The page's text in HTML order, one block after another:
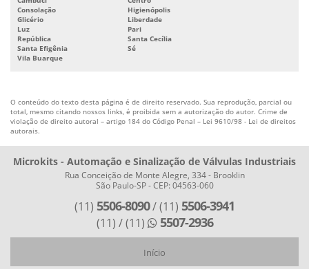
ATUADOR ELÉTRICO ROTATIVO PREÇO
ATUADOR PNEUMÁTICO
ATUADOR PNEUMÁTICO DE ALTO IMPACTO
ATUADOR PNEUMÁTICO RETORNO POR MOLA
EMPRESA DE ATUADORES PNEUMÁTICOS
MONITORAMENTO DE VÁLVULA
POSICIONADOR ELETROPNEUMÁTICO ROTATIVO
POSICIONADOR PNEUMÁTICO
Consolação
Higienópolis
Glicério
Liberdade
Luz
Pari
República
Santa Cecília
Santa Efigênia
Sé
Vila Buarque
O conteúdo do texto desta página é de direito reservado. Sua reprodução, parcial ou
total, mesmo citando nossos links, é proibida sem a autorização do autor. Crime de
violação de direito autoral – artigo 184 do Código Penal – Lei 9610/98 - Lei de direitos
autorais.
Microkits - Automação e Sinalização de Válvulas Industriais
Rua Conceição de Monte Alegre, 334 - Brooklin
São Paulo-SP - CEP: 04563-060
(11) 5506-8090/ (11) 5506-3941
(11) / (11) 5507-2936
Início